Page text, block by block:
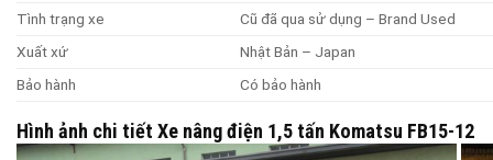
Tình trạng xe
Cũ đã qua sử dụng – Brand Used
Xuất xứ
Nhật Bản – Japan
Bảo hành
Có bảo hành
Hình ảnh chi tiết Xe nâng điện 1,5 tấn Komatsu FB15-12